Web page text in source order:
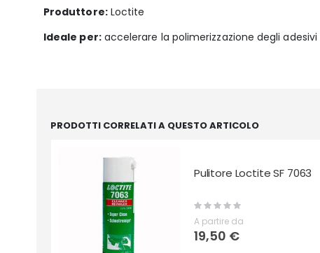
Produttore:Loctite
Ideale per:accelerare la polimerizzazione degli
PRODOTTI CORRELATI A QUESTO ARTICOLO
Pulitore Loctite SF 7063
Rating:
0%
A partire da
19,50 €